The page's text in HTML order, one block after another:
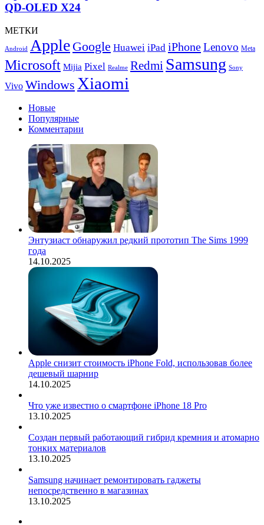
MSI
MAG
QD-
OLED
QD-OLED X24
МЕТКИ
Android Apple Google Huawei iPad iPhoneLenovo Meta
Microsoft Mijia Pixel Realme Redmi Samsung Sony
Vivo Windows Xiaomi
Новые
Популярные
Комментарии
Энтузиаст обнаружил редкий прототип The Sims 1999
года
14.10.2025
Apple снизит стоимость iPhone Fold, использовав более
дешевый шарнир
14.10.2025
Что уже известно о смартфоне iPhone 18 Pro
13.10.2025
Создан первый работающий гибрид кремния и атомарно
тонких материалов
13.10.2025
Samsung начинает ремонтировать гаджеты
непосредственно в магазинах
13.10.2025